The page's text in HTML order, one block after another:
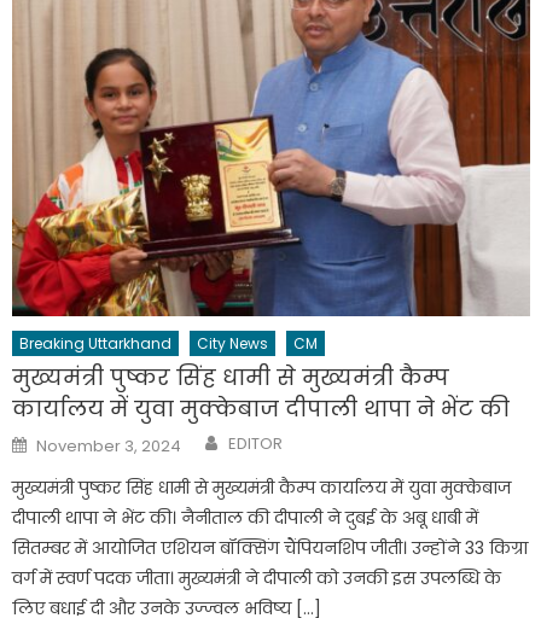
Breaking Uttarkhand City News CM
मुख्यमंत्री पुष्कर सिंह धामी से मुख्यमंत्री कैम्प
कार्यालय में युवा मुक्केबाज दीपाली थापा ने भेंट की
Posted
on
November 3, 2024 Author
EDITOR
मुख्यमंत्री पुष्कर सिंह धामी से मुख्यमंत्री कैम्प कार्यालय में युवा मुक्केबाज
दीपाली थापा ने भेंट की। नैनीताल की दीपाली ने दुबई के अबू धाबी में
सितम्बर में आयोजित एशियन बॉक्सिंग चैंपियनशिप जीती। उन्होंने 33 किग्रा
वर्ग में स्वर्ण पदक जीता। मुख्यमंत्री ने दीपाली को उनकी इस उपलब्धि के
लिए बधाई दी और उनके उज्ज्वल भविष्य […]